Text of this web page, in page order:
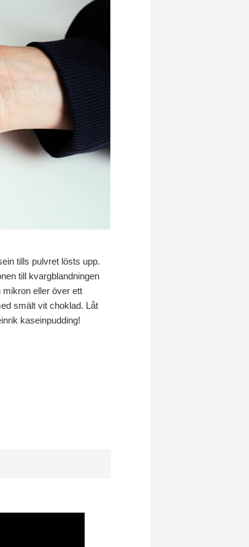
tills pulvret lösts upp.
till kvargblandningen
eller över ett
smält vit choklad. Låt
kaseinpudding!